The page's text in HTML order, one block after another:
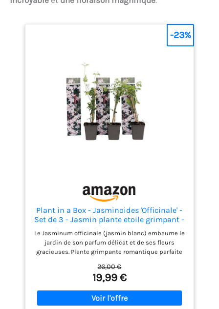
Plant in a Box - Jasminoides 'Officinale' -
Set de 3 - Jasmin plante etoile grimpant -
Fleurs blanc - Pot 9cm - Hauteur 25-40cm
Le Jasminum officinale (jasmin blanc) embaume le
jardin de son parfum délicat et de ses fleurs
gracieuses. Plante grimpante romantique parfaite
vert foncé du jasmin étoilé constituent la toile de
fond parfaite pour ses fleurs spectaculaires au
parfum irrésistible et sucré. Le Jasminum officinale
diffuse un parfum délicieux et grimpe aisément.
Idéal pour les espaces ensoleillés où l’on souhaite
26,00 €
19,99 €
-23%